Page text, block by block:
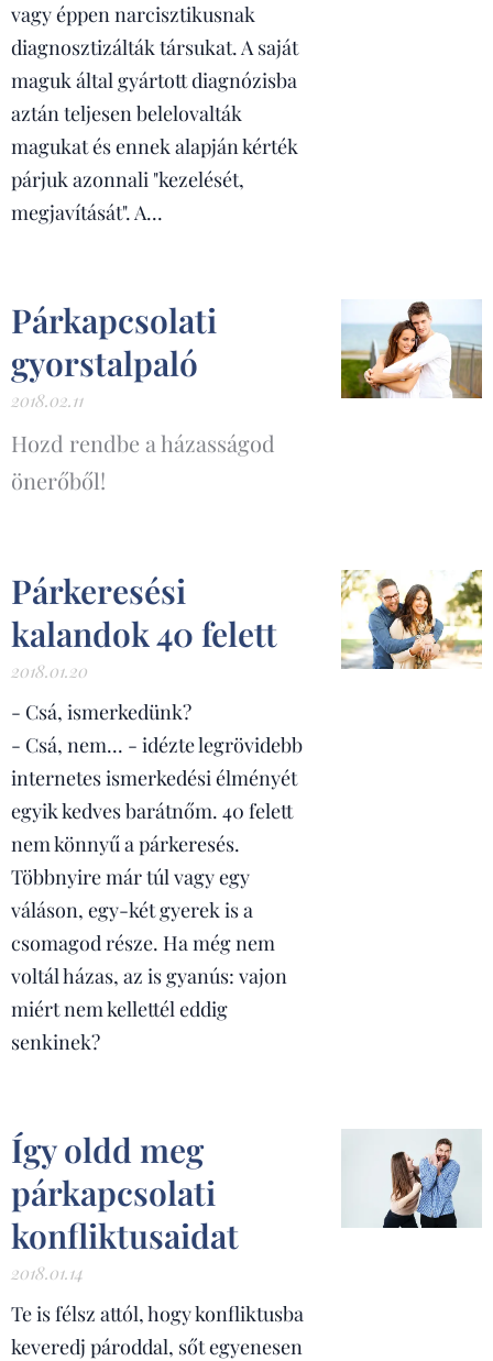
vagy éppen narcisztikusnak
diagnosztizálták társukat. A saját
maguk által gyártott diagnózisba
aztán teljesen belelovalták
magukat és ennek alapján kérték
párjuk azonnali "kezelését,
megjavítását". A...
Párkapcsolati
gyorstalpaló
2018.02.11
Hozd rendbe a házasságod
önerőből!
Párkeresési
kalandok 40 felett
2018.01.20
- Csá, ismerkedünk?
- Csá, nem... - idézte legrövidebb
internetes ismerkedési élményét
egyik kedves barátnőm. 40 felett
nem könnyű a párkeresés.
Többnyire már túl vagy egy
váláson, egy-két gyerek is a
csomagod része. Ha még nem
voltál házas, az is gyanús: vajon
miért nem kellettél eddig
senkinek?
Így oldd meg
párkapcsolati
konfliktusaidat
2018.01.14
Te is félsz attól, hogy konfliktusba
keveredj pároddal, sőt egyenesen